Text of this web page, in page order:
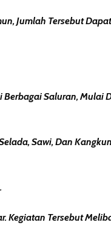
Jumlah Tersebut
Saluran, Mulai
Sawi, Dan
Kegiatan Tersebut